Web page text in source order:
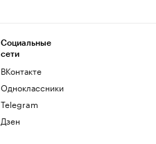
Социальные
сети
ВКонтакте
Одноклассники
Telegram
Дзен